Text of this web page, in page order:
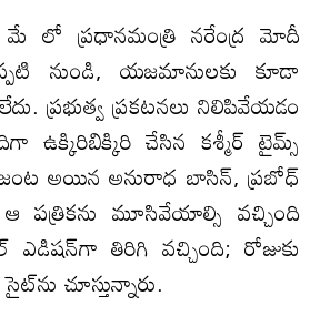
లో ప్రధానమంత్రి నరేంద్ర మోదీ
నుండి, యజమానులకు కూడా
ప్రభుత్వ ప్రకటనలు నిలిపివేయడం
ఉక్కిరిబిక్కిరి చేసిన కశ్మీర్ టైమ్స్
అయిన అనురాధ బాసిన్, ప్రబోధ్
పత్రికను మూసివేయాల్సి వచ్చింది
తిరిగి వచ్చింది; రోజుకు
చూస్తున్నారు.